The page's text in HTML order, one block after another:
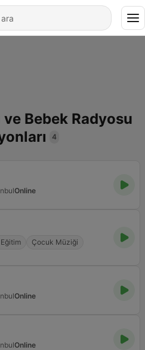
Bebek Radyosu
4
Online
Çocuk Müziği
Online
Online